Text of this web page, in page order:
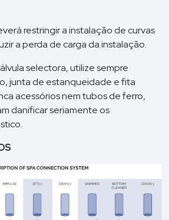
restringir a instalação de curvas
a perda de carga da instalação.
selectora, utilize sempre
junta de estanqueidade e fita
acessórios nem tubos de ferro,
danificar seriamente os